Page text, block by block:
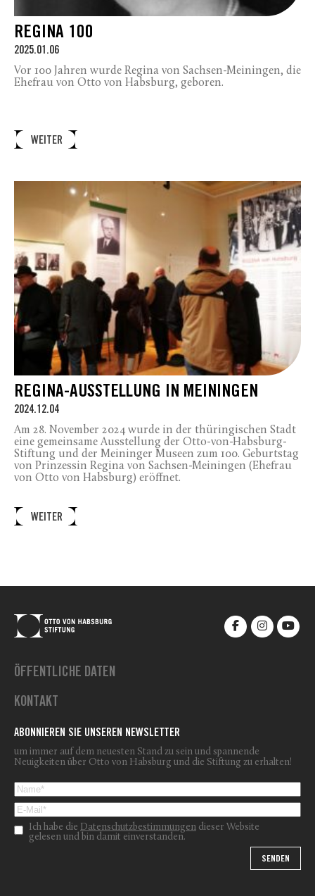
REGINA 100
2025.01.06
Vor 100 Jahren wurde Regina von Sachsen-Meiningen, die
Ehefrau von Otto von Habsburg, geboren.
WEITER
REGINA-AUSSTELLUNG IN MEININGEN
2024.12.04
Am 28. November 2024 wurde in der thüringischen Stadt
eine gemeinsame Ausstellung der Otto-von-Habsburg-
Stiftung und der Meininger Museen zum 100. Geburtstag
von Prinzessin Regina von Sachsen-Meiningen (Ehefrau
von Otto von Habsburg) eröffnet.
WEITER
ÖFFENTLICHE DATEN
KONTAKT
ABONNIEREN SIE UNSEREN NEWSLETTER
um immer auf dem neuesten Stand zu sein und spannende
Neuigkeiten über Otto von Habsburg und die Stiftung zu erhalten!
Ich habe die Datenschutzbestimmungen dieser Website
gelesen und bin damit einverstanden.